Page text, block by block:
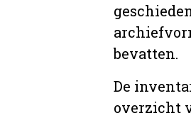
bevatten.
De
overzicht